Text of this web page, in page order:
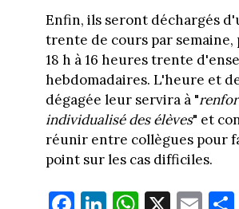
Enfin, ils seront déchargés
trente de cours par semaine,
18 h à 16 heures trente
hebdomadaires. L'heure et
dégagée leur servira à "
individualisé des élèves" et
réunir entre collègues pour
point sur les cas difficiles.